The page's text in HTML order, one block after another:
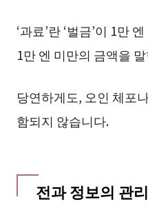
‘과료’란 ‘벌금’이 1만
1만 엔 미만의 금액을
당연하게도, 오인 체포
함되지 않습니다.
전과 정보의 관리